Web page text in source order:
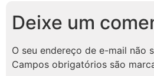
Deixe um
O seu endereço de e-mail não
Campos obrigatórios são